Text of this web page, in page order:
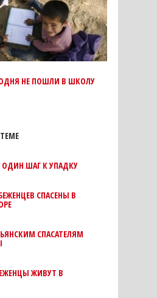
НЕ ПОШЛИ В ШКОЛУ
ОДИН ШАГ К УПАДКУ
СПАСЕНЫ В
СПАСАТЕЛЯМ
ЖИВУТ В